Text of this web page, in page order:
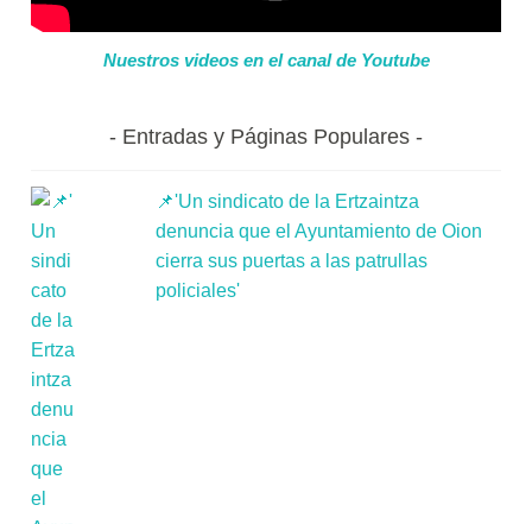
Nuestros videos en el canal de Youtube
Entradas y Páginas Populares
📌'Un sindicato de la Ertzaintza
denuncia que el Ayuntamiento de Oion
cierra sus puertas a las patrullas
policiales'